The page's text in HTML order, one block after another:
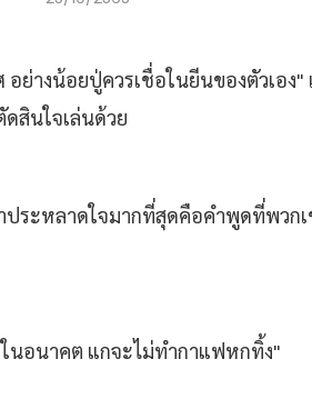
างน้อยปู่ควรเชื่อในยีนของตัวเอง"
ดสินใจเล่นด้วย
ะหลาดใจมากที่สุดคือคำพูดที่พวกเ
นอนาคต แกจะไม่ทำกาแฟหกทิ้ง"